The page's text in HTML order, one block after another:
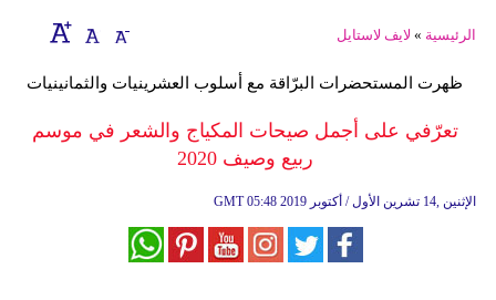
ديكور
الرئيسية » لايف لاستايل
ظهرت المستحضرات البرّاقة مع أسلوب العشرينيات والثمانينيات
تعرّفي على أجمل صيحات المكياج والشعر في موسم
ربيع وصيف 2020
GMT 05:48 2019 الإثنين ,14 تشرين الأول / أكتوبر